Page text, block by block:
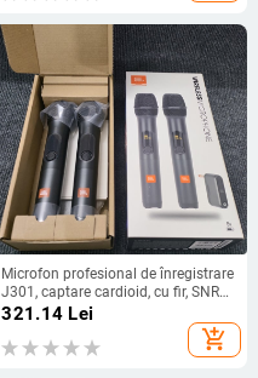
Microfon profesional de înregistrare
J301, captare cardioid, cu fir, SNR
≥75 dB, tensiune de lucru 5 V
321.14 Lei
add_shopping_cart